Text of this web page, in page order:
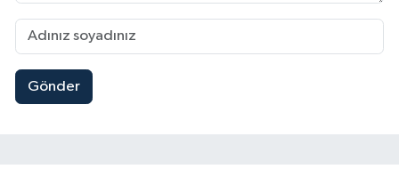
Gönder